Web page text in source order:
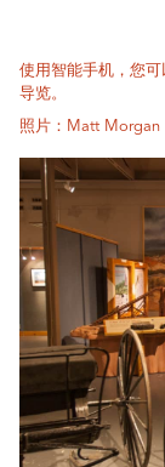
使用智能手机，您
导览。
照片：Matt Morgan